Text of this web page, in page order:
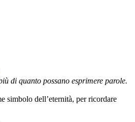
di quanto possano esprimere parole.
simbolo dell’eternità, per ricordare